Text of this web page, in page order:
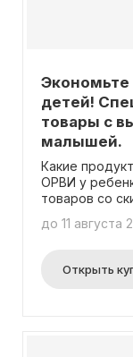
Экономьте
детей!
товары с
малышей.
Какие
ОРВИ у
товаров со
сомнения
онлайн-
до 11 августа
Открыть